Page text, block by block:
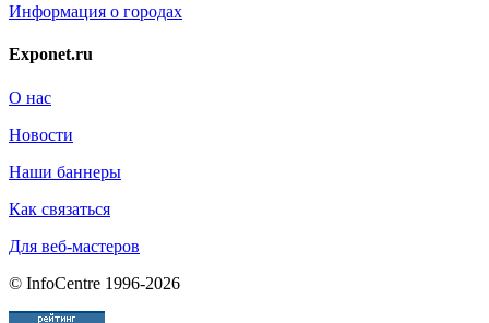
Информация о городах
Exponet.ru
О нас
Новости
Наши баннеры
Как связаться
Для веб-мастеров
© InfoCentre 1996-2026